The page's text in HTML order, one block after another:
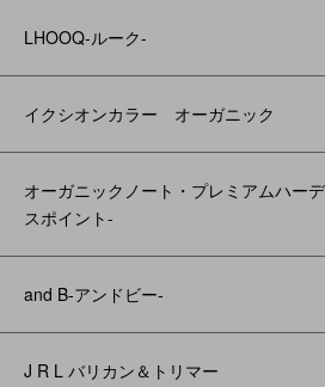
LHOOQ-ルーク-
イクシオンカラー オーガニック
オーガニックノート・プレミアムハー
スポイント-
and B‐アンドビー‐
J R L バリカン＆トリマー